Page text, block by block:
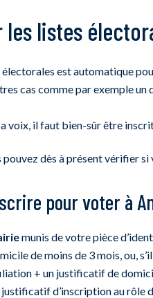
listes
est automatique
cas comme par exemple
voix, il faut bien-sûr être
pouvez dès à présent vérifier si
pour voter à
munis de votre pièce
de moins de 3 mois, ou,
+ un justificatif de
justificatif d’inscription au rôle